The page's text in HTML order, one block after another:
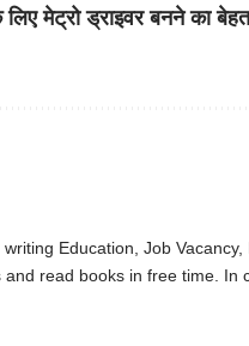
ड्राइवर बनने का
Education, Job
read books in free time.